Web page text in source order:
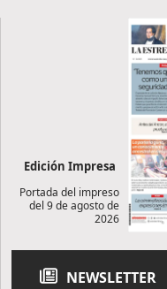
Edición Impresa
Portada del impreso
del 9 de agosto de
2026
NEWSLETTER